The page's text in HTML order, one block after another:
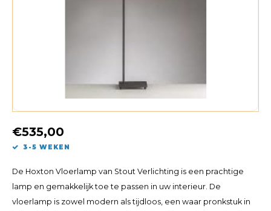
€535,00
3-5 WEKEN
De Hoxton Vloerlamp van Stout Verlichting is een prachtige
lamp en gemakkelijk toe te passen in uw interieur. De
vloerlamp is zowel modern als tijdloos, een waar pronkstuk in